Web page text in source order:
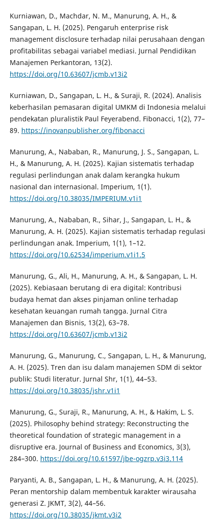
Kurniawan, D., Machdar, N. M., Manurung, A. H., &
Sangapan, L. H. (2025). Pengaruh enterprise risk
management disclosure terhadap nilai perusahaan dengan
profitabilitas sebagai variabel mediasi. Jurnal Pendidikan
Manajemen Perkantoran, 13(2).
https://doi.org/10.63607/jcmb.v13i2
Kurniawan, D., Sangapan, L. H., & Suraji, R. (2024). Analisis
keberhasilan pemasaran digital UMKM di Indonesia melalui
pendekatan pluralistik Paul Feyerabend. Fibonacci, 1(2), 77–
89. https://inovanpublisher.org/fibonacci
Manurung, A., Nababan, R., Manurung, J. S., Sangapan, L.
H., & Manurung, A. H. (2025). Kajian sistematis terhadap
regulasi perlindungan anak dalam kerangka hukum
nasional dan internasional. Imperium, 1(1).
https://doi.org/10.38035/IMPERIUM.v1i1
Manurung, A., Nababan, R., Sihar, J., Sangapan, L. H., &
Manurung, A. H. (2025). Kajian sistematis terhadap regulasi
perlindungan anak. Imperium, 1(1), 1–12.
https://doi.org/10.62534/imperium.v1i1.5
Manurung, G., Ali, H., Manurung, A. H., & Sangapan, L. H.
(2025). Kebiasaan berutang di era digital: Kontribusi
budaya hemat dan akses pinjaman online terhadap
kesehatan keuangan rumah tangga. Jurnal Citra
Manajemen dan Bisnis, 13(2), 63–78.
https://doi.org/10.63607/jcmb.v13i2
Manurung, G., Manurung, C., Sangapan, L. H., & Manurung,
A. H. (2025). Tren dan isu dalam manajemen SDM di sektor
publik: Studi literatur. Jurnal Shr, 1(1), 44–53.
https://doi.org/10.38035/jshr.v1i1
Manurung, G., Suraji, R., Manurung, A. H., & Hakim, L. S.
(2025). Philosophy behind strategy: Reconstructing the
theoretical foundation of strategic management in a
disruptive era. Journal of Business and Economics, 3(3),
284–300. https://doi.org/10.61597/jbe-ogzrp.v3i3.114
Paryanti, A. B., Sangapan, L. H., & Manurung, A. H. (2025).
Peran mentorship dalam membentuk karakter wirausaha
generasi Z. JKMT, 3(2), 44–56.
https://doi.org/10.38035/jkmt.v3i2